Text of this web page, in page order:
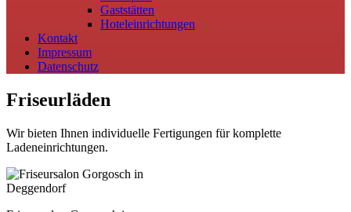
Gaststätten
Hoteleinrichtungen
Kontakt
Impressum
Datenschutz
Friseurläden
Wir bieten Ihnen individuelle Fertigungen für komplette
Ladeneinrichtungen.